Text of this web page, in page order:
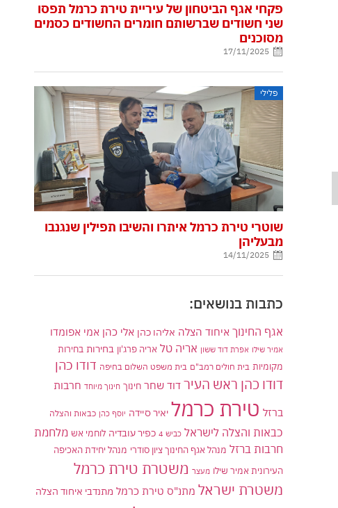
פקחי אגף הביטחון של עיריית טירת כרמל תפסו
שני חשודים שברשותם חומרים החשודים כסמים
מסוכנים
17/11/2025
פלילי
שוטרי טירת כרמל איתרו והשיבו תפילין שנגנבו
מבעליהן
14/11/2025
כתבות בנושאים:
אגף החינוך איחוד הצלה אליהו כהן אלי כהן אמי אפומדו
אמיר שילו אפרת דוד ששון אריה טל אריה פרג'ון בחירות בחירות
מקומיות בית חולים רמב"ם בית משפט השלום בחיפה דודו כהן
דודו כהן ראש העיר דוד שחר חינוך חינוך מיוחד חרבות
ברזל טירת כרמל יאיר סיידה יוסף כהן כבאות והצלה
כבאות והצלה לישראל כביש 4 כפיר עובדיה לוחמי אש מלחמת
חרבות ברזל מנהל אגף החינוך ציון סודרי מנהל יחידת האכיפה
העירונית אמיר שילו מעצר משטרת טירת כרמל
משטרת ישראל מתנ"ס טירת כרמל מתנדבי איחוד הצלה